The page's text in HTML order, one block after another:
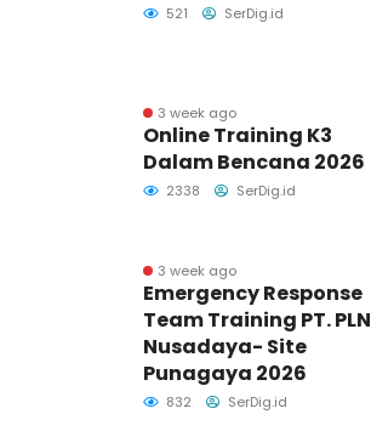
521 SerDig.id
3 week ago
Online Training K3
Dalam Bencana 2026
2338 SerDig.id
3 week ago
Emergency Response
Team Training PT. PLN
Nusadaya- Site
Punagaya 2026
832 SerDig.id